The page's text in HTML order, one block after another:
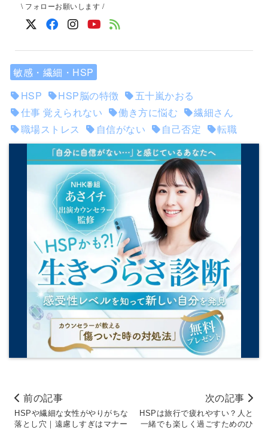
\ フォローお願いします /
敏感・繊細・HSP
HSP
HSP脳の特徴
五十嵐かおる
仕事 覚えられない
働き方に悩む
繊細さん
職場ストレス
自信がない 自己否定 転職
前の記事
HSPや繊細な女性がやりがちな
落とし穴｜遠慮しすぎはマナー
次の記事
HSPは旅行で疲れやすい？人と
一緒でも楽しく過ごすためのひ